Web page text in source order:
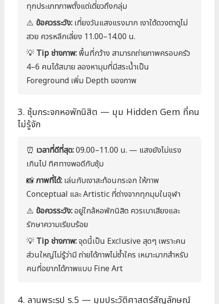
ทุกประเภทภาพตั้งแต่เดี่ยวถึงกลุ่ม
⚠️ ข้อควรระวัง: เที่ยงวันแสงแรงมาก เงาใต้ดวงตาดูไม่
สวย ควรหลีกเลี่ยง 11.00–14.00 น.
💡 Tip ช่างภาพ:พื้นที่กว้าง สามารถถ่ายภาพครอบครัว
4–6 คนได้สบาย ลองหามุมที่มีสระน้ำเป็น
Foreground เพิ่ม Depth ของภาพ
3. ซุ้มกระจกหอพักนิสิต — มุม Hidden Gem ที่คน
ไม่รู้จัก
⏰ เวลาที่ดีที่สุด:09.00–11.00 น. — แสงยังไม่แรง
เกินไป ทิศทางพอดีกับซุ้ม
📸ภาพที่ได้: เล่นกับเงาสะท้อนกระจก ให้ภาพ
Conceptual และ Artistic ที่ต่างจากทุกมุมในจุฬา
⚠️ ข้อควรระวัง:อยู่ใกล้หอพักนิสิต ควรเบาเสียงและ
รักษาความเรียบร้อย
💡 Tip ช่างภาพ:จุดนี้เป็น Exclusive สุดๆ เพราะคน
ส่วนใหญ่ไม่รู้ว่ามี ถ่ายได้ภาพไม่ซ้ำใคร เหมาะมากสำหรับ
คนที่อยากได้ภาพแบบ Fine Art
4. ลานพระรูป ร.5 — มุมประวัติศาสตร์สัญลักษณ์